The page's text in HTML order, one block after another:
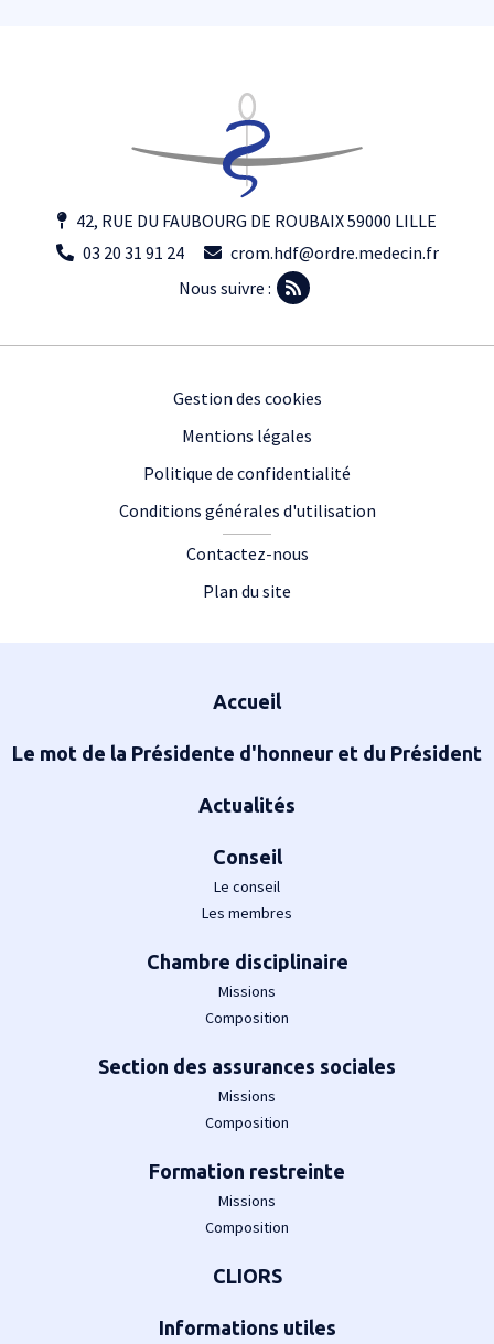
42, RUE DU FAUBOURG DE ROUBAIX 59000 LILLE
03 20 31 91 24
crom.hdf@ordre.medecin.fr
Nous suivre :
Gestion des cookies
Mentions légales
Politique de confidentialité
Conditions générales d'utilisation
Contactez-nous
Plan du site
Accueil
Le mot de la Présidente d'honneur et du Président
Actualités
Conseil
Le conseil
Les membres
Chambre disciplinaire
Missions
Composition
Section des assurances sociales
Missions
Composition
Formation restreinte
Missions
Composition
CLIORS
Informations utiles